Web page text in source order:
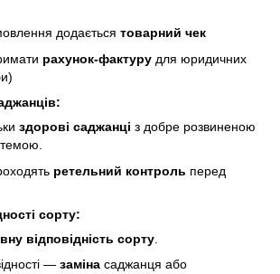
додається товарний чек
рахунок-фактуру для юридичних
здорові саджанці з добре розвиненою
ретельний контроль перед
сорту:
відповідність сорту
— заміна саджанця або